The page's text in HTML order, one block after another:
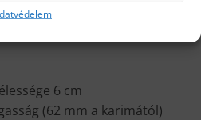
6 cm
(62 mm a karimától)